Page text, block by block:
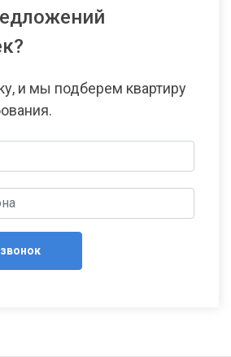
и мы подберем квартиру